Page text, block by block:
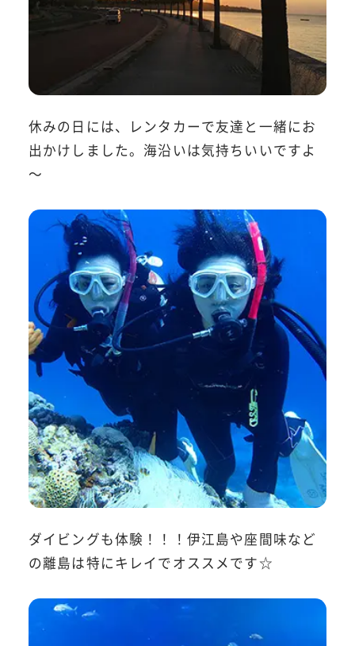
休みの日には、レンタカーで友達と一緒にお
出かけしました。海沿いは気持ちいいですよ
～
ダイビングも体験！！！伊江島や座間味など
の離島は特にキレイでオススメです☆